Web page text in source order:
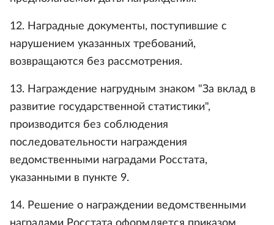
12. Наградные документы, поступившие с
нарушением указанных требований,
возвращаются без рассмотрения.
13. Награждение нагрудным знаком "За вклад в
развитие государственной статистики",
производится без соблюдения
последовательности награждения
ведомственными наградами Росстата,
указанными в пункте 9.
14. Решение о награждении ведомственными